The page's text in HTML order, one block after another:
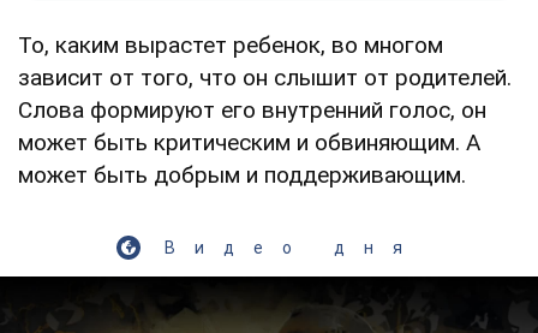
То, каким вырастет ребенок, во многом
зависит от того, что он слышит от родителей.
Слова формируют его внутренний голос, он
может быть критическим и обвиняющим. А
может быть добрым и поддерживающим.
Видео дня